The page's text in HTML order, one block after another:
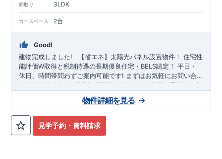
間取り 3LDK
カースペース 2台
Good!
建物完成しました!
【省エネ】太陽光パネル設置物件！ 住宅性
能評価W取得と税制待遇の長期優良住宅・BELS認定！ 平日・
休日、時間帯問わずご案内可能です! まずはお気軽にお問い合
わせください!
JR武蔵野線 「越谷レイクタウン」駅・東武スカ
「新田」 駅 利用可！
青柳小学校 徒歩3 分、 青柳中学校 徒歩10
分! お子様の通学も安心
◎物件のポイント 敷地は、 30坪～
』（内小型自動車）!
教育施設、コンビニ、スーパー、クリニックなど
◆収納も沢山あります！ ・鏡付きなのでお出かけ前の身支度の
チェックもバッチリ
『玄関収納』
見学予約・資料請求
物件詳細を見る